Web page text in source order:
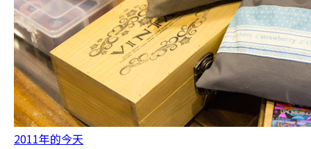
2011年的今天